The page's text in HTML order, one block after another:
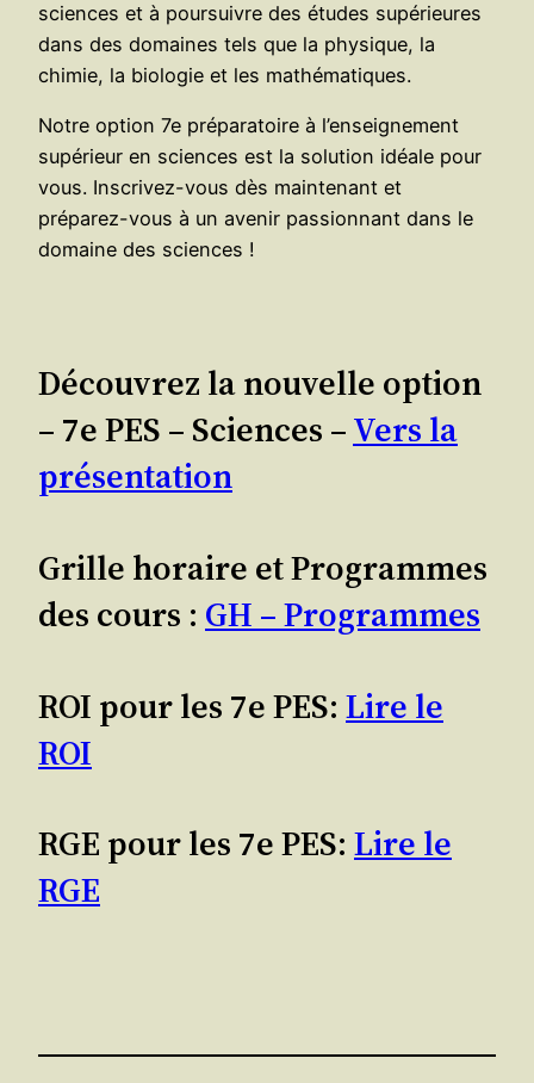
sciences et à poursuivre des études supérieures
dans des domaines tels que la physique, la
chimie, la biologie et les mathématiques.
Notre option 7e préparatoire à l’enseignement
supérieur en sciences est la solution idéale pour
vous. Inscrivez-vous dès maintenant et
préparez-vous à un avenir passionnant dans le
domaine des sciences !
Découvrez la nouvelle option
– 7e PES – Sciences –Vers la
présentation
Grille horaire et Programmes
des cours : GH – Programmes
ROI pour les 7e PES: Lire le
ROI
RGE pour les 7e PES: Lire le
RGE